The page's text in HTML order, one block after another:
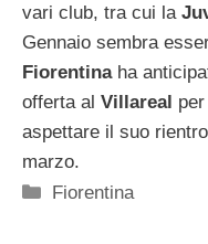
vari club, tra cui la
Gennaio sembra
Fiorentinaha
offerta al Villareal
aspettare il suo
marzo.
Categorie
Fiorentina